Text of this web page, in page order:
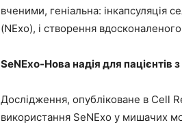
вченими, геніальна: інкапсуляція
(NExo), і створення
SeNExo-Нова надія для
Дослідження, опубліковане в Cell
використання SeNExo у мишачих